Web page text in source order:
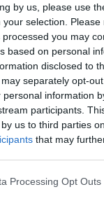
by us, please use
selection.
you may
based on personal
disclosed to
separately opt-
personal information
participants.
us to third parties
that may
Processing Opt Outs
rajone
Kraupi
rajone:
pats